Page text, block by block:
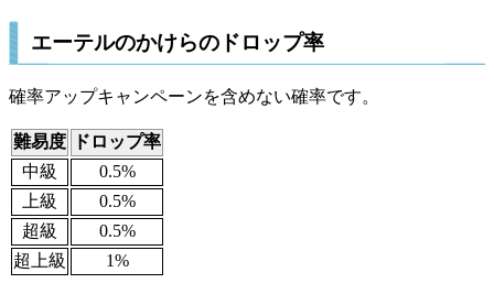
エーテルのかけらのドロップ率
確率アップキャンペーンを含めない確率です。
難易度
ドロップ率
中級
0.5%
上級
0.5%
超級
0.5%
超上級
1%